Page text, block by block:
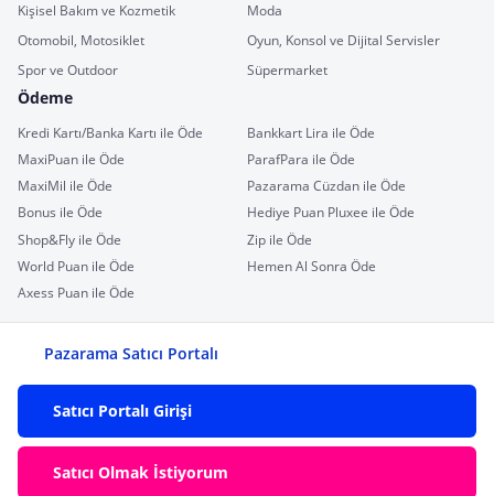
Kişisel Bakım ve Kozmetik
Moda
Otomobil, Motosiklet
Oyun, Konsol ve Dijital Servisler
Spor ve Outdoor
Süpermarket
Ödeme
Kredi Kartı/Banka Kartı ile Öde
Bankkart Lira ile Öde
MaxiPuan ile Öde
ParafPara ile Öde
MaxiMil ile Öde
Pazarama Cüzdan ile Öde
Bonus ile Öde
Hediye Puan Pluxee ile Öde
Shop&Fly ile Öde
Zip ile Öde
World Puan ile Öde
Hemen Al Sonra Öde
Axess Puan ile Öde
Pazarama Satıcı Portalı
Satıcı Portalı Girişi
Satıcı Olmak İstiyorum